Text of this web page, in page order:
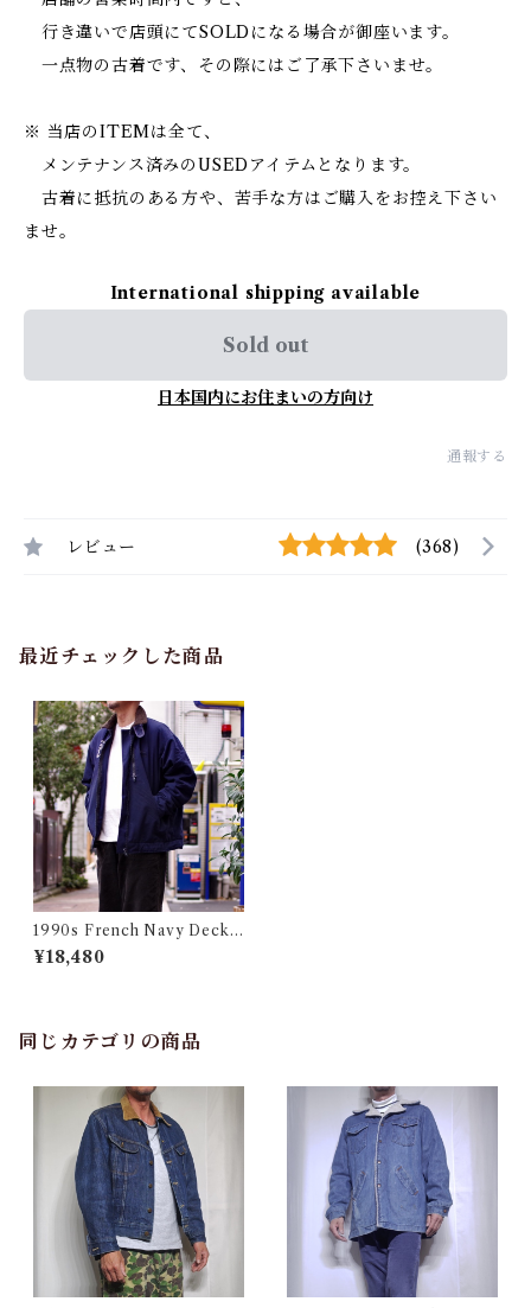
行き違いで店頭にてSOLDになる場合が御座います。
一点物の古着です、その際にはご了承下さいませ。
※ 当店のITEMは全て、
メンテナンス済みのUSEDアイテムとなります。
古着に抵抗のある方や、苦手な方はご購入をお控え下さい
ませ。
International shipping available
Sold out
日本国内にお住まいの方向け
通報する
レビュー (368)
最近チェックした商品
1990s French Navy Deck J
acket / XL相当 90年代 フラ
ンス海軍 デッキ ジャケット
¥18,480
同じカテゴリの商品